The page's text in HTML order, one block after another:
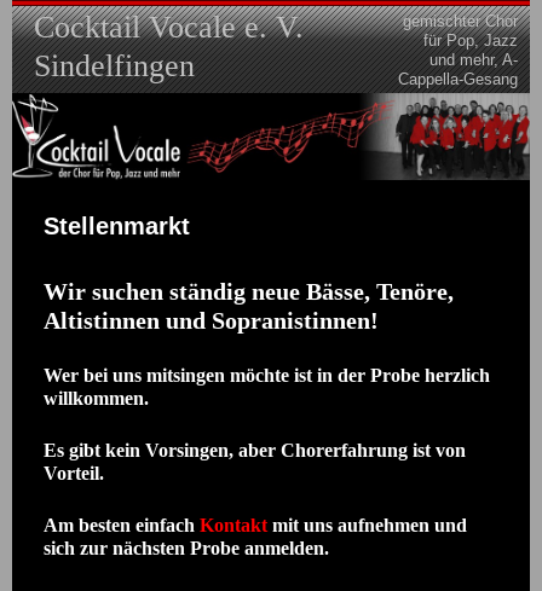
Skip
to
content
Cocktail Vocale e. V.
Sindelfingen
gemischter Chor
für Pop, Jazz
und mehr, A-
Cappella-Gesang
Stellenmarkt
Wir suchen ständig neue Bässe, Tenöre,
Altistinnen und Sopranistinnen!
Wer bei uns mitsingen möchte ist in der Probe herzlich
willkommen.
Es gibt kein Vorsingen, aber Chorerfahrung ist von
Vorteil.
Am besten einfach Kontakt mit uns aufnehmen und
sich zur nächsten Probe anmelden.